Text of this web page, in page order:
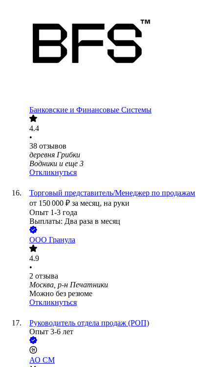
Банковские и Финансовые Системы
4.4
•
38 отзывов
деревня Грибки
Водники и еще 3
Откликнуться
Торговый представитель/Менеджер по продажам
от 150 000 ₽ за месяц, на руки
Опыт 1-3 года
Выплаты: Два раза в месяц
ООО Гранула
4.9
•
2 отзыва
Москва, р-н Печатники
Можно без резюме
Откликнуться
Руководитель отдела продаж (РОП)
Опыт 3-6 лет
АО СМ